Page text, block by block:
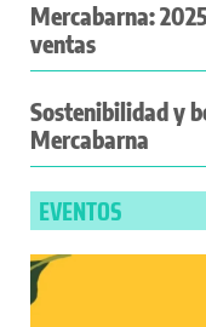
Mercabarna:
ventas
Sostenibilidad y
Mercabarna
EVENTOS